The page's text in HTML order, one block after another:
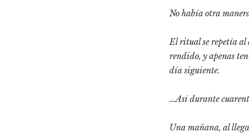
No había otra
El ritual se repetía al
rendido, y apenas
día siguiente.
…Así durante
Una mañana, al